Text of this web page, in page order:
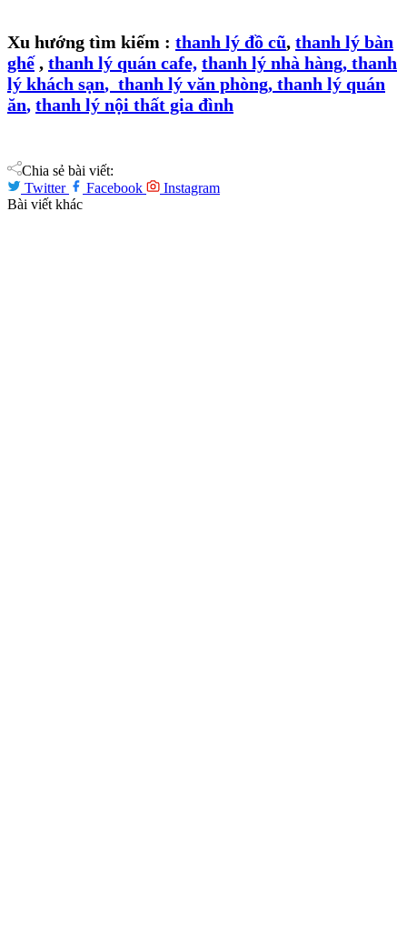
Xu hướng tìm kiếm : thanh lý đồ cũ, thanh lý bàn
ghế, thanh lý quán cafe, thanh lý nhà hàng, thanh
lý khách sạn, thanh lý văn phòng, thanh lý quán
ăn, thanh lý nội thất gia đình
Chia sẻ bài viết:
Twitter
Facebook
Instagram
Bài viết khác